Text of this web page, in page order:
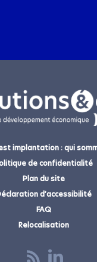
un message
*
implantation : qui
de confidentialité
Plan du site
d’accessibilité
FAQ
Relocalisation